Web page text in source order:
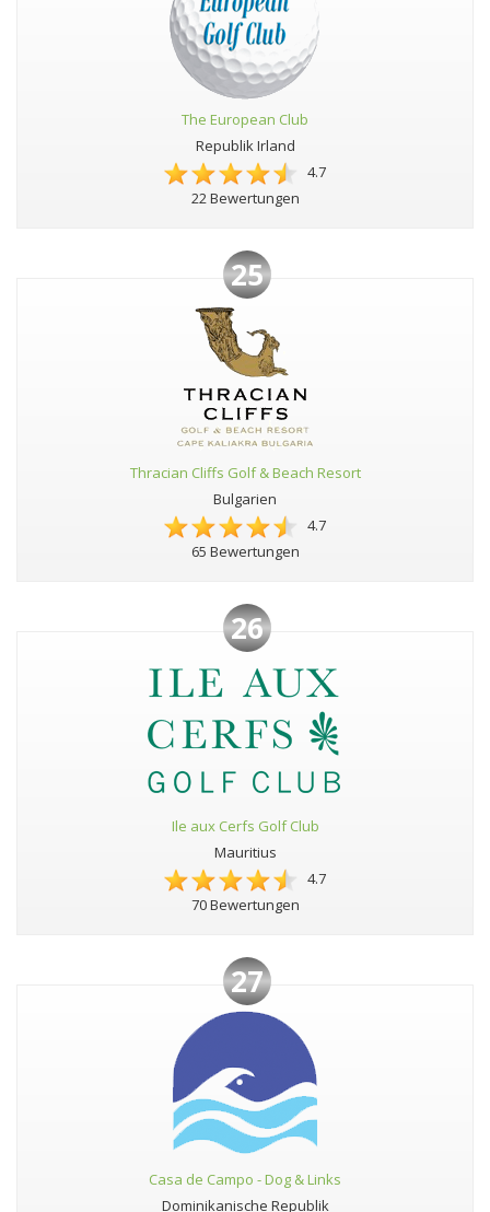
The European Club
Republik Irland
4.7
22 Bewertungen
25
Thracian Cliffs Golf & Beach Resort
Bulgarien
4.7
65 Bewertungen
26
Ile aux Cerfs Golf Club
Mauritius
4.7
70 Bewertungen
27
Casa de Campo - Dog & Links
Dominikanische Republik